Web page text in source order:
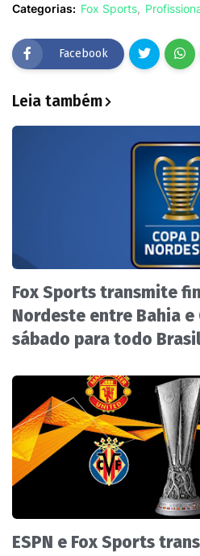
Categorias: Fox Sports
Facebook
Leia também
Fox Sports transmite
Nordeste entre Bahia e
sábado para todo Brasil
ESPN e Fox Sports